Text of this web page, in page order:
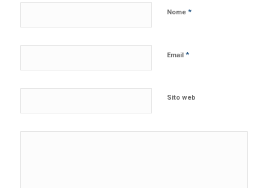
Nome *
Email *
Sito web